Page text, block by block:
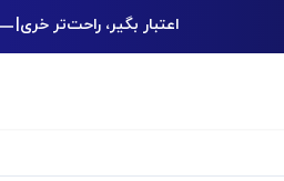
اعتبار بگیر، راحت‌تر خرید کن|